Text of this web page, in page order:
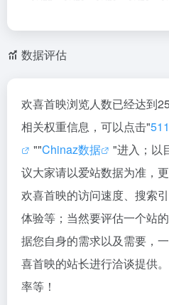
数据评估
欢喜首映浏览人数已经达到
相关权重信息，可以点击"
""Chinaz数据
"进入；以
议大家请以爱站数据为准，
欢喜首映的访问速度、搜索
体验等；当然要评估一个站
据您自身的需求以及需要，
喜首映的站长进行洽谈提供
率等！